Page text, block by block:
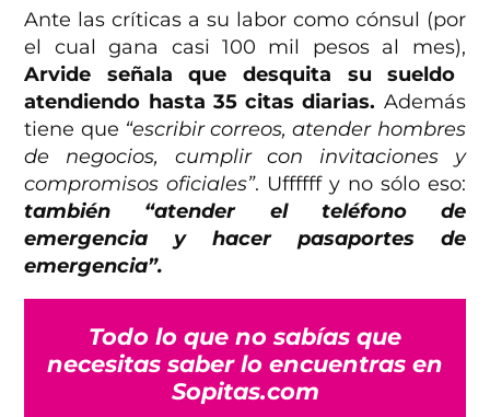
Ante las críticas a su labor como cónsul (por
el cual gana casi 100 mil pesos al mes),
Arvide señala que desquita su sueldo
atendiendo hasta 35 citas diarias. Además
tiene que “escribir correos, atender hombres
de negocios, cumplir con invitaciones y
compromisos oficiales”. Uffffff y no sólo eso:
también “atender el teléfono de
emergencia y hacer pasaportes de
emergencia”.
Todo lo que no sabías que
necesitas saber lo encuentras en
Sopitas.com